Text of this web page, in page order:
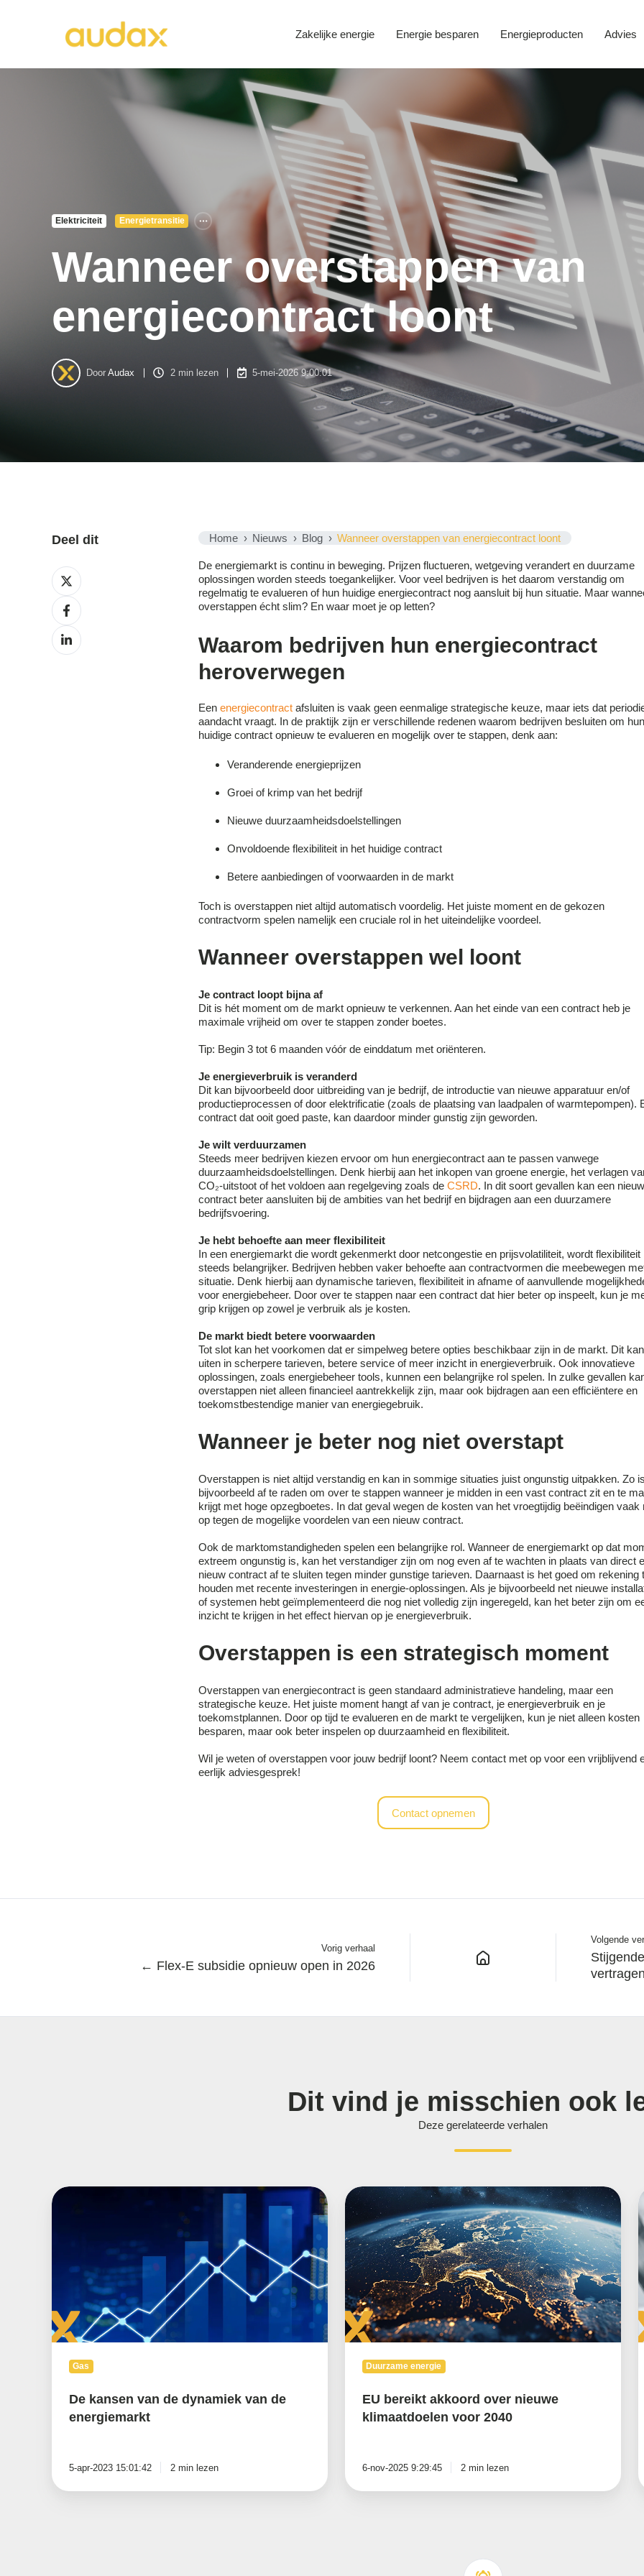
Zakelijke energie Energie besparen Energieproducten Advies
Elektriciteit Energietransitie
Wanneer overstappen van
energiecontract loont
DoorAudax 2 min lezen 5-mei-2026 9:00:01
Home Nieuws Blog Wanneer overstappen van energiecontract loont
De energiemarkt is continu in beweging. Prijzen fluctueren, wetgeving verandert en duurzame
oplossingen worden steeds toegankelijker. Voor veel bedrijven is het daarom verstandig om
regelmatig te evalueren of hun huidige energiecontract nog aansluit bij hun situatie. Maar
overstappen écht slim? En waar moet je op letten?
Waarom bedrijven hun energiecontract
heroverwegen
Een energiecontract afsluiten is vaak geen eenmalige strategische keuze, maar iets dat
aandacht vraagt. In de praktijk zijn er verschillende redenen waarom bedrijven besluiten om hun
huidige contract opnieuw te evalueren en mogelijk over te stappen, denk aan:
Veranderende energieprijzen
Groei of krimp van het bedrijf
Nieuwe duurzaamheidsdoelstellingen
Onvoldoende flexibiliteit in het huidige contract
Betere aanbiedingen of voorwaarden in de markt
Toch is overstappen niet altijd automatisch voordelig. Het juiste moment en de gekozen
contractvorm spelen namelijk een cruciale rol in het uiteindelijke voordeel.
Wanneer overstappen wel loont
Je contract loopt bijna af
Dit is hét moment om de markt opnieuw te verkennen. Aan het einde van een contract heb je
maximale vrijheid om over te stappen zonder boetes.
Tip: Begin 3 tot 6 maanden vóór de einddatum met oriënteren.
Je energieverbruik is veranderd
Dit kan bijvoorbeeld door uitbreiding van je bedrijf, de introductie van nieuwe apparatuur en/of
productieprocessen of door elektrificatie (zoals de plaatsing van laadpalen of warmtepompen).
contract dat ooit goed paste, kan daardoor minder gunstig zijn geworden.
Je wilt verduurzamen
Steeds meer bedrijven kiezen ervoor om hun energiecontract aan te passen vanwege
duurzaamheidsdoelstellingen. Denk hierbij aan het inkopen van groene energie, het verlagen
CO₂-uitstoot of het voldoen aan regelgeving zoals de CSRD. In dit soort gevallen kan een nieuw
contract beter aansluiten bij de ambities van het bedrijf en bijdragen aan een duurzamere
bedrijfsvoering.
Je hebt behoefte aan meer flexibiliteit
In een energiemarkt die wordt gekenmerkt door netcongestie en prijsvolatiliteit, wordt flexibiliteit
steeds belangrijker. Bedrijven hebben vaker behoefte aan contractvormen die meebewegen
situatie. Denk hierbij aan dynamische tarieven, flexibiliteit in afname of aanvullende
voor energiebeheer. Door over te stappen naar een contract dat hier beter op inspeelt, kun je
grip krijgen op zowel je verbruik als je kosten.
De markt biedt betere voorwaarden
Tot slot kan het voorkomen dat er simpelweg betere opties beschikbaar zijn in de markt. Dit
uiten in scherpere tarieven, betere service of meer inzicht in energieverbruik. Ook innovatieve
oplossingen, zoals energiebeheer tools, kunnen een belangrijke rol spelen. In zulke gevallen
overstappen niet alleen financieel aantrekkelijk zijn, maar ook bijdragen aan een efficiëntere en
toekomstbestendige manier van energiegebruik.
Wanneer je beter nog niet overstapt
Overstappen is niet altijd verstandig en kan in sommige situaties juist ongunstig uitpakken. Zo
bijvoorbeeld af te raden om over te stappen wanneer je midden in een vast contract zit en te
krijgt met hoge opzegboetes. In dat geval wegen de kosten van het vroegtijdig beëindigen vaak
op tegen de mogelijke voordelen van een nieuw contract.
Ook de marktomstandigheden spelen een belangrijke rol. Wanneer de energiemarkt op dat
extreem ongunstig is, kan het verstandiger zijn om nog even af te wachten in plaats van direct
nieuw contract af te sluiten tegen minder gunstige tarieven. Daarnaast is het goed om rekening
houden met recente investeringen in energie-oplossingen. Als je bijvoorbeeld net nieuwe
of systemen hebt geïmplementeerd die nog niet volledig zijn ingeregeld, kan het beter zijn om
inzicht te krijgen in het effect hiervan op je energieverbruik.
Overstappen is een strategisch moment
Overstappen van energiecontract is geen standaard administratieve handeling, maar een
strategische keuze. Het juiste moment hangt af van je contract, je energieverbruik en je
toekomstplannen. Door op tijd te evalueren en de markt te vergelijken, kun je niet alleen kosten
besparen, maar ook beter inspelen op duurzaamheid en flexibiliteit.
Wil je weten of overstappen voor jouw bedrijf loont? Neem contact met op voor een vrijblijvend
eerlijk adviesgesprek!
Contact opnemen
Deel dit
Deel
op
Deel
op
Facebook
Deel
op
Vorig verhaal
← Flex-E subsidie opnieuw open in 2026
Volgende
Dit vind je misschien ook
Deze gerelateerde verhalen
De
kansen
energiemarkt
Gas
De kansen van de dynamiek van de
energiemarkt
5-apr-2023 15:01:42 2 min lezen
EU
bereikt
akkoord
over
nieuwe
klimaatdoelen
voor
2040
Duurzame energie
EU bereikt akkoord over nieuwe
klimaatdoelen voor 2040
6-nov-2025 9:29:45 2 min lezen